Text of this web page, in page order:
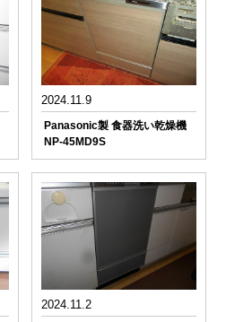
2024.11.9
Panasonic製 食器洗い乾燥機
NP-45MD9S
2024.11.2